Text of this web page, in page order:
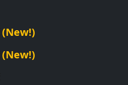
(New!)
(New!)